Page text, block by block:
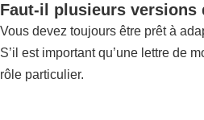
Faut-il plusieurs versions
Vous devez toujours être prêt à
S’il est important qu’une lettre de
rôle particulier.